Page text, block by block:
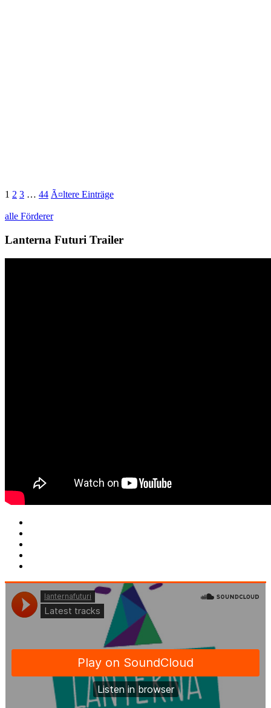
1 2 3 … 44 Ã¤ltere Einträge
alle Förderer
Lanterna Futuri Trailer